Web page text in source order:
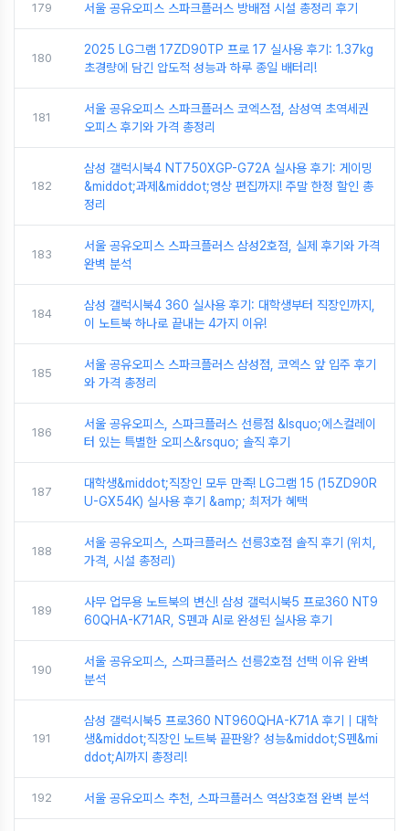
179 서울 공유오피스 스파크플러스 방배점 시설 총정리 후기
180
2025 LG그램 17ZD90TP 프로 17 실사용 후기: 1.37kg
초경량에 담긴 압도적 성능과 하루 종일 배터리!
181
서울 공유오피스 스파크플러스 코엑스점, 삼성역 초역세권
오피스 후기와 가격 총정리
182
삼성 갤럭시북4 NT750XGP-G72A 실사용 후기: 게이밍
&middot;과제&middot;영상 편집까지! 주말 한정 할인 총
정리
183
서울 공유오피스 스파크플러스 삼성2호점, 실제 후기와 가격
완벽 분석
184
삼성 갤럭시북4 360 실사용 후기: 대학생부터 직장인까지,
이 노트북 하나로 끝내는 4가지 이유!
185
서울 공유오피스 스파크플러스 삼성점, 코엑스 앞 입주 후기
와 가격 총정리
186
서울 공유오피스, 스파크플러스 선릉점 &lsquo;에스컬레이
터 있는 특별한 오피스&rsquo; 솔직 후기
187
대학생&middot;직장인 모두 만족! LG그램 15 (15ZD90R
U-GX54K) 실사용 후기 &amp; 최저가 혜택
188
서울 공유오피스, 스파크플러스 선릉3호점 솔직 후기 (위치,
가격, 시설 총정리)
189
사무 업무용 노트북의 변신! 삼성 갤럭시북5 프로360 NT9
60QHA-K71AR, S펜과 AI로 완성된 실사용 후기
190
서울 공유오피스, 스파크플러스 선릉2호점 선택 이유 완벽
분석
191
삼성 갤럭시북5 프로360 NT960QHA-K71A 후기｜대학
생&middot;직장인 노트북 끝판왕? 성능&middot;S펜&mi
ddot;AI까지 총정리!
192 서울 공유오피스 추천, 스파크플러스 역삼3호점 완벽 분석